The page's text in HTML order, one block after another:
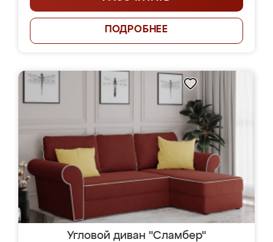
ПОДРОБНЕЕ
Угловой диван "Сламбер"